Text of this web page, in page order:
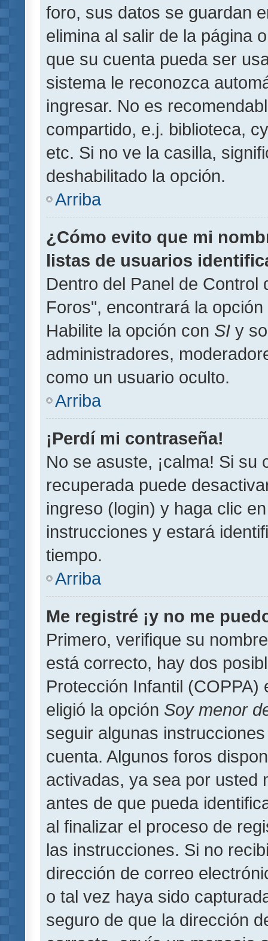
foro, sus datos se guardan
elimina al salir de la página
que su cuenta pueda ser
sistema le reconozca
ingresar. No es
compartido, e.j. biblioteca,
etc. Si no ve la casilla,
deshabilitado la opción.
Arriba
¿Cómo evito que mi
listas de usuarios
Dentro del Panel de
Foros", encontrará la opción
Habilite la opción con SI y
administradores,
como un usuario oculto.
Arriba
¡Perdí mi contraseña!
No se asuste, ¡calma! Si su
recuperada puede
ingreso (login) y haga clic
instrucciones y estará
tiempo.
Arriba
Me registré ¡y no me
Primero, verifique su
está correcto, hay dos
Protección Infantil
eligió la opción Soy menor
seguir algunas
cuenta. Algunos foros
activadas, ya sea por usted
antes de que pueda
al finalizar el proceso de
las instrucciones. Si no
dirección de correo
o tal vez haya sido
seguro de que la dirección